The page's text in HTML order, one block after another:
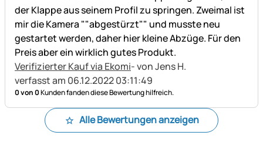
der Klappe aus seinem Profil zu springen. Zweimal ist
mir die Kamera ""abgestürzt"" und musste neu
gestartet werden, daher hier kleine Abzüge. Für den
Preis aber ein wirklich gutes Produkt.
Verifizierter Kauf via Ekomi- von Jens H.
verfasst am 06.12.2022 03:11:49
0 von 0Kunden fanden diese Bewertung hilfreich.
Alle Bewertungen anzeigen